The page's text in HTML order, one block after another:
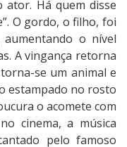
ator. Há quem disse
O gordo, o filho, foi
o nível
A vingança retorna
se um animal e
estampado no rosto
o acomete com
cinema, a música
pelo famoso